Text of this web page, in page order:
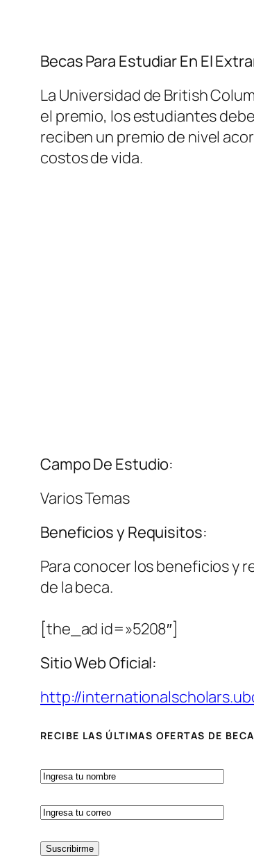
Becas Para Estudiar En El
La Universidad de British
el premio, los estudiantes
reciben un premio de nivel
costos de vida.
Campo De Estudio:
Varios Temas
Beneficios y Requisitos:
Para conocer los beneficios y
de la beca.
[the_ad id=»5208″]
Sitio Web Oficial:
http://
RECIBE LAS ÚLTIMAS OFERTAS DE